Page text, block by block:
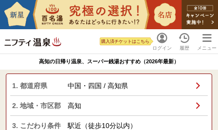
ログイン
購入済チケットはこちら
履歴 メニュー
高知の日帰り温泉、スーパー銭湯おすすめ（2026年最新）
1. 都道府県 中国・四国 / 高知県
2. 地域・市区郡 高知
3. こだわり条件 駅近（徒歩10分以内）